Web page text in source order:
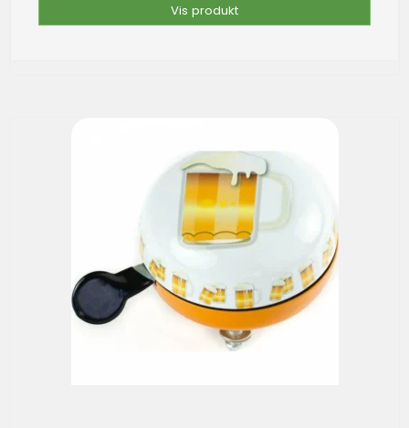
Vis produkt